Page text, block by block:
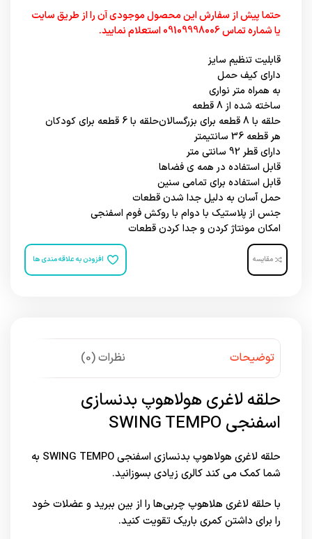
حتما پیش از سفارش این محصول موجودی آن را از طریق سایت
یا شماره تماس 09109998006 استعلام نمایید.
قابلیت تنظیم سایز
دارای کیف حمل
به همراه متر نواری
ساخته شده از 8 قطعه
حلقه با 8 قطعه برای بزرگسالان
حلقه با 6 قطعه برای کودکان
هر قطعه 36 سانتیمتر
دارای قطر 92 سانتی متر
قابل استفاده در همه ی فضاها
قابل استفاده برای تمامی سنین
حمل آسان به دلیل جدا شدن قطعات
جنس از پلاستیک با دوام با روکش فوم اسفنجی
امکان مونتاژ کردن و جدا کردن قطعات
مقایسه افزودن به علاقه مندی ها
توضیحات نظرات (0)
حلقه لاغری هولاهوپ بدنسازی
اسفنجی SWING TEMPO
حلقه لاغری هولاهوپ بدنسازی اسفنجی SWING TEMPO به
شما کمک می کند کالری زیادی بسوزانید.
با حلقه لاغری هلاهوپ چربی‌ها را از بین ببرید و عضلات خود
را برای داشتن کمری باریک تقویت کنید.